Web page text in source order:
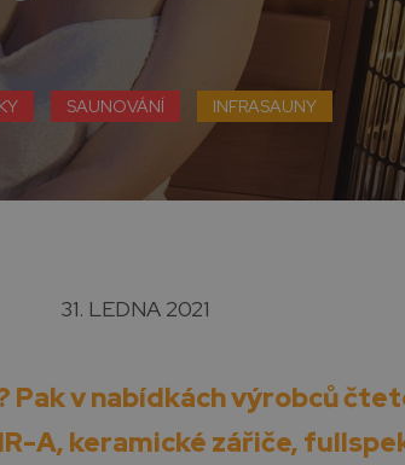
SAUNOVÁNÍ INFRASAUNY
31. LEDNA 2021
v nabídkách výrobců
A, keramické zářiče,